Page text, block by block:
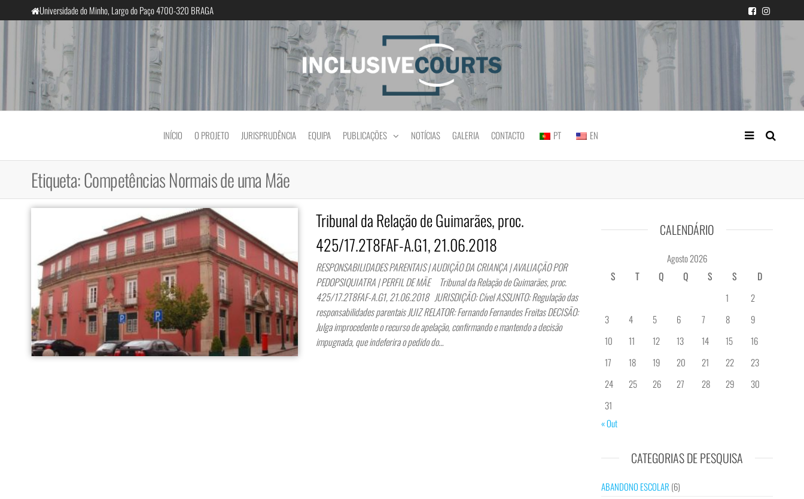
para
Universidade do Minho, Largo do Paço 4700-320 BRAGA
InclusiveCourts Igualdade e diferença cultural na prática judicial portuguesa
INÍCIO O PROJETO JURISPRUDÊNCIA EQUIPA PUBLICAÇÕES NOTÍCIAS GALERIA CONTACTO PT EN
Etiqueta:Competências Normais de uma Mãe
Tribunal da Relação de Guimarães, proc.
425/17.2T8FAF-A.G1, 21.06.2018
RESPONSABILIDADES PARENTAIS | AUDIÇÃO DA CRIANÇA | AVALIAÇÃO POR
PEDOPSIQUIATRA | PERFIL DE MÃE Tribunal da Relação de Guimarães, proc.
425/17.2T8FAF-A.G1, 21.06.2018 JURISDIÇÃO: Cível ASSUNTO: Regulação das
responsabilidades parentais JUIZ RELATOR: Fernando Fernandes Freitas DECISÃO:
Julga improcedente o recurso de apelação, confirmando e mantendo a decisão
impugnada, que indeferira o pedido do…
CALENDÁRIO
Agosto 2026
S
T Q Q S S
D
1
2
3
4 5 6 7 8
9
10
11 12 13 14 15
16
17
18 19 20 21 22
23
24
25 26 27 28 29
30
31
« Out
CATEGORIAS DE PESQUISA
ABANDONO ESCOLAR (6)